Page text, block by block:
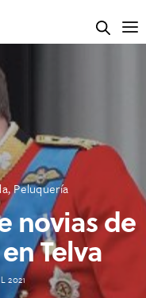
,Peluquería
novias de
Telva
2021